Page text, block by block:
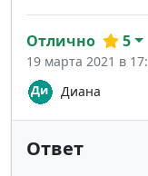
Диана
Отлично 5
19 марта 2021 в
Ответ